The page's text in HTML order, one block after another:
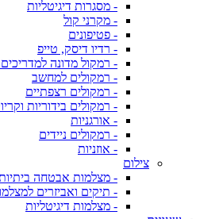
- מסגרות דיגיטליות
- מקרני קול
- פטיפונים
- רדיו דיסק, טייפ
- רמקול מדונה למדריכים
- רמקולים למחשב
- רמקולים רצפתיים
- רמקולים בידוריות
- אורגניות
- רמקולים ניידים
- אוזניות
צילום
- מצלמות אבטחה
- תיקים ואביזרים
- מצלמות דיגיטליות